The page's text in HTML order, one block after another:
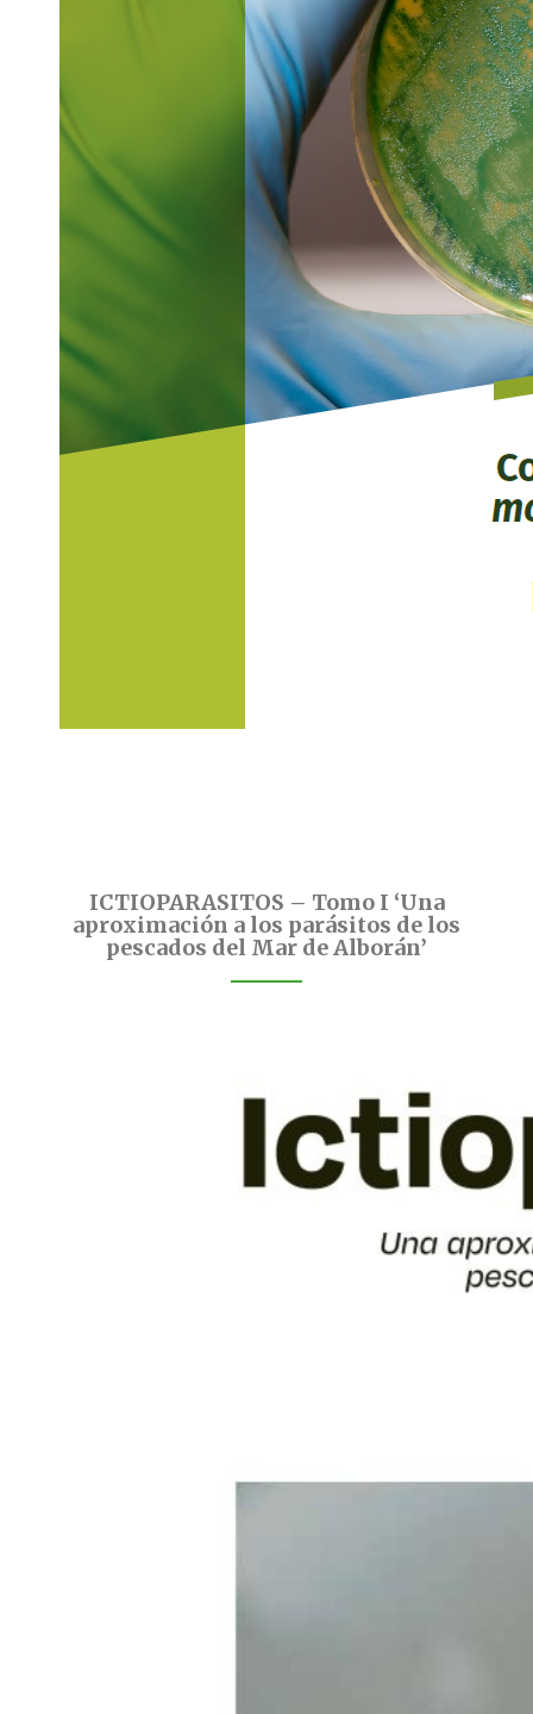
ICTIOPARASITOS – Tomo I ‘Una
aproximación a los parásitos de los
pescados del Mar de Alborán’